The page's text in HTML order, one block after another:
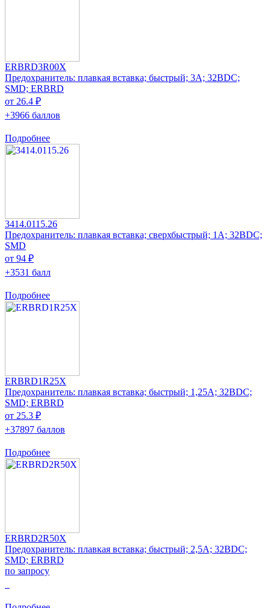
ERBRD3R00X
Предохранитель: плавкая вставка; быстрый; 3А; 32ВDC;
SMD; ERBRD
от 26.4 ₽
+3966 баллов
Подробнее
3414.0115.26
Предохранитель: плавкая вставка; сверхбыстрый; 1А; 32ВDC;
SMD
от 94 ₽
+3531 балл
Подробнее
ERBRD1R25X
Предохранитель: плавкая вставка; быстрый; 1,25А; 32ВDC;
SMD; ERBRD
от 25.3 ₽
+37897 баллов
Подробнее
ERBRD2R50X
Предохранитель: плавкая вставка; быстрый; 2,5А; 32ВDC;
SMD; ERBRD
по запросу